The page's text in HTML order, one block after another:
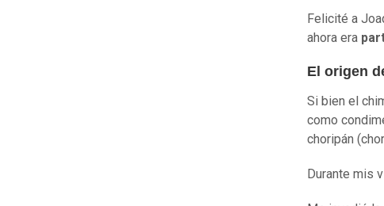
Felicité a
ahora era
El origen
Si bien el
como
choripán
Durante mis